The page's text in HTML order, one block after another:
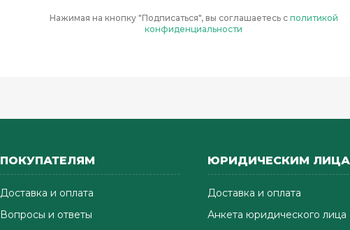
Нажимая на кнопку "Подписаться", вы соглашаетесь с политикой
конфиденциальности
ПОКУПАТЕЛЯМ
Доставка и оплата
Вопросы и ответы
ЮРИДИЧЕСКИМ
Доставка и оплата
Анкета юридического лица